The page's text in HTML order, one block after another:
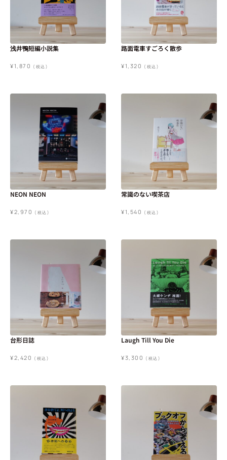
浅井鴨短編小説集
¥1,870 (税込)
路面電車すごろく散歩
¥1,320 (税込)
NEON NEON
¥2,970 (税込)
常識のない喫茶店
¥1,540 (税込)
台形日誌
¥2,420 (税込)
Laugh Till You Die
¥3,300 (税込)